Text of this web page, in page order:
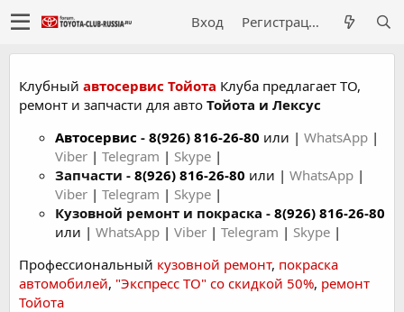
Вход Регистрация
Клубный автосервис Тойота Клуба предлагает ТО,
ремонт и запчасти для авто Тойота и Лексус
Автосервис - 8(926) 816-26-80 или | WhatsApp |
Viber | Telegram | Skype |
Запчасти - 8(926) 816-26-80 или | WhatsApp |
Viber | Telegram | Skype |
Кузовной ремонт и покраска - 8(926) 816-26-80
или | WhatsApp | Viber | Telegram | Skype |
Профессиональный кузовной ремонт, покраска
автомобилей, "Экспресс ТО" со скидкой 50%, ремонт
Тойота